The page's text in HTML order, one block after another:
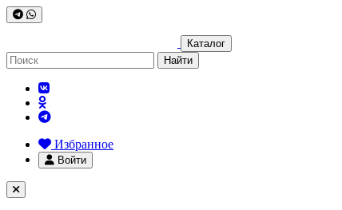
Каталог
Найти
Избранное
Войти